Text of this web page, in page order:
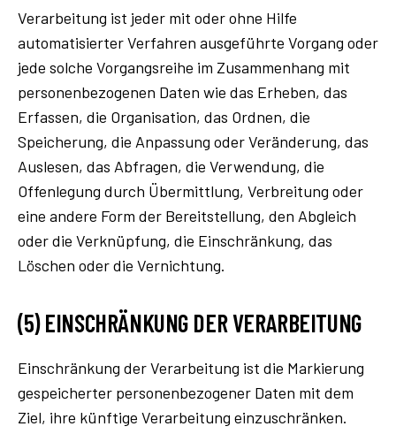
Verarbeitung ist jeder mit oder ohne Hilfe
automatisierter Verfahren ausgeführte Vorgang oder
jede solche Vorgangsreihe im Zusammenhang mit
personenbezogenen Daten wie das Erheben, das
Erfassen, die Organisation, das Ordnen, die
Speicherung, die Anpassung oder Veränderung, das
Auslesen, das Abfragen, die Verwendung, die
Offenlegung durch Übermittlung, Verbreitung oder
eine andere Form der Bereitstellung, den Abgleich
oder die Verknüpfung, die Einschränkung, das
Löschen oder die Vernichtung.
(5) EINSCHRÄNKUNG DER VERARBEITUNG
Einschränkung der Verarbeitung ist die Markierung
gespeicherter personenbezogener Daten mit dem
Ziel, ihre künftige Verarbeitung einzuschränken.